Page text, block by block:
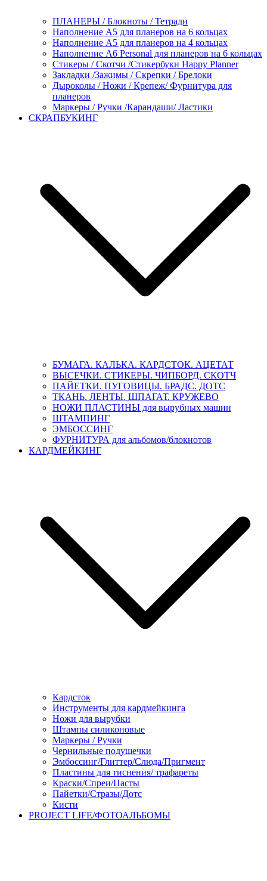
ПЛАНЕРЫ / Блокноты / Тетради
Наполнение А5 для планеров на 6 кольцах
Наполнение А5 для планеров на 4 кольцах
Наполнение А6 Personal для планеров на 6 кольцах
Стикеры / Скотчи /Стикербуки Happy Planner
Закладки /Зажимы / Скрепки / Брелоки
Дыроколы / Ножи / Крепеж/ Фурнитура для
планеров
Маркеры / Ручки /Карандаши/ Ластики
СКРАПБУКИНГ
БУМАГА. КАЛЬКА. КАРДСТОК. АЦЕТАТ
ВЫСЕЧКИ. СТИКЕРЫ. ЧИПБОРД. СКОТЧ
ПАЙЕТКИ. ПУГОВИЦЫ. БРАДС. ДОТС
ТКАНЬ. ЛЕНТЫ. ШПАГАТ. КРУЖЕВО
НОЖИ ПЛАСТИНЫ для вырубных машин
ШТАМПИНГ
ЭМБОССИНГ
ФУРНИТУРА для альбомов/блокнотов
КАРДМЕЙКИНГ
Кардсток
Инструменты для кардмейкинга
Ножи для вырубки
Штампы силиконовые
Маркеры / Ручки
Чернильные подушечки
Эмбоссинг/Глиттер/Слюда/Пригмент
Пластины для тиснения/ трафареты
Краски/Спреи/Пасты
Пайетки/Стразы/Дотс
Кисти
PROJECT LIFE/ФОТОАЛЬБОМЫ